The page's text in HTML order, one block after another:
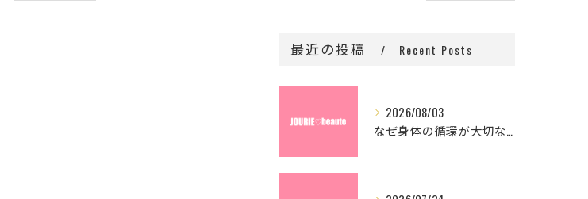
最近の投稿 Recent Posts
2026/08/03
なぜ身体の循環が大切なの？